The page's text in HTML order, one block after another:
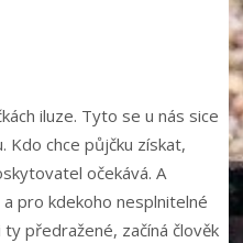
iluze. Tyto se u nás sice
Kdo chce půjčku získat,
očekává. A
pro kdekoho nesplnitelné
předražené, začíná člověk